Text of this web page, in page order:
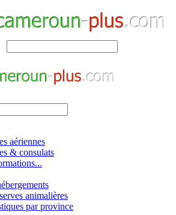
aériennes
& consulats
animalières
par province